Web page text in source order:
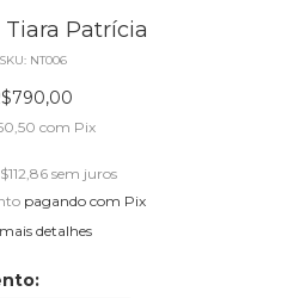
Patrícia
SKU: NT006
com Pix
sem juros
pagando com Pix
detalhes